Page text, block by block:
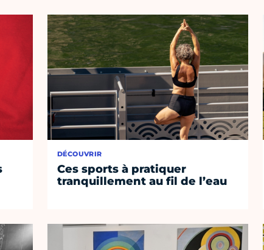
DÉCOUVRIR
Ces sports à pratiquer
tranquillement au fil de l’eau